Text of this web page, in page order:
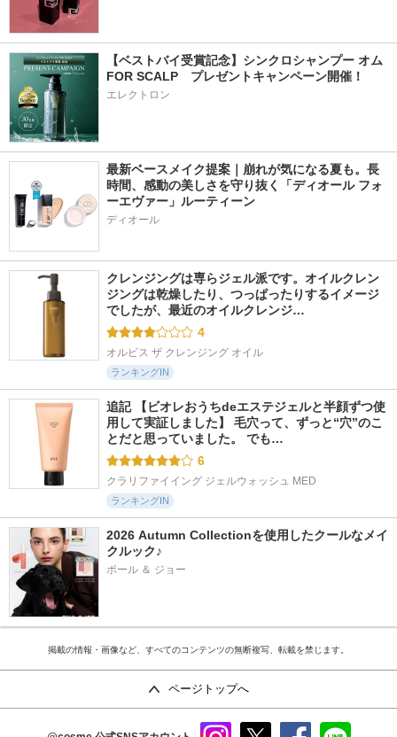
【ベストバイ受賞記念】シンクロシャンプー オム
FOR SCALP　プレゼントキャンペーン開催！
エレクトロン
最新ベースメイク提案｜崩れが気になる夏も。長
時間、感動の美しさを守り抜く「ディオール フォ
ーエヴァー」ルーティーン
ディオール
クレンジングは専らジェル派です。オイルクレン
ジングは乾燥したり、つっぱったりするイメージ
でしたが、最近のオイルクレンジ…
4
オルビス ザ クレンジング オイル
ランキングIN
追記 【ビオレおうちdeエステジェルと半顔ずつ使
用して実証しました】 毛穴って、ずっと“穴”のこ
とだと思っていました。 でも…
6
クラリファイイング ジェルウォッシュ MED
ランキングIN
2026 Autumn Collectionを使用したクールなメイ
クルック♪
ポール ＆ ジョー
掲載の情報・画像など、すべてのコンテンツの無断複写、転載を禁じます。
ページトップへ